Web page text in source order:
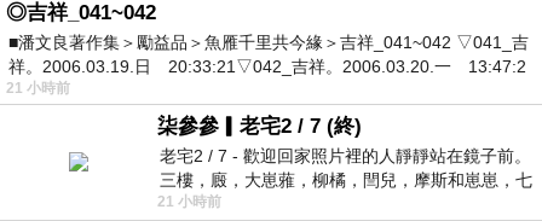
◎吉祥_041~042
■潘文良著作集＞勵益品＞魚雁千里共今緣＞吉祥_041~042 ▽041_吉
祥。2006.03.19.日 20:33:21▽042_吉祥。2006.03.20.一 13:47:2
21 小時前
柒參參▎老宅2 / 7 (終)
老宅2 / 7 - 歡迎回家照片裡的人靜靜站在鏡子前。
三樓，廄，大崽蕥，柳橘，閆兒，摩斯和崽崽，七
個人整整齊齊地站在鏡框之外，如同
21 小時前